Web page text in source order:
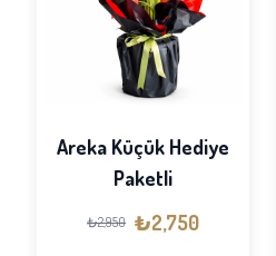
Areka Küçük Hediye
Paketli
₺2,950 ₺2,750